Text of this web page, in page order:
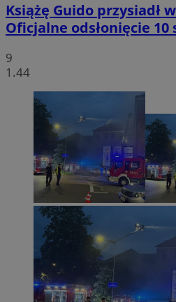
Książę Guido przysiadł
Oficjalne odsłonięcie 10
9
1.44